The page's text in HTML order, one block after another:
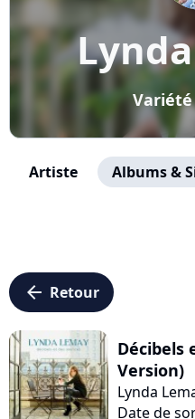
Artiste Albums &
arrow_left Retour
Décibels
Version)
Lynda
Date de